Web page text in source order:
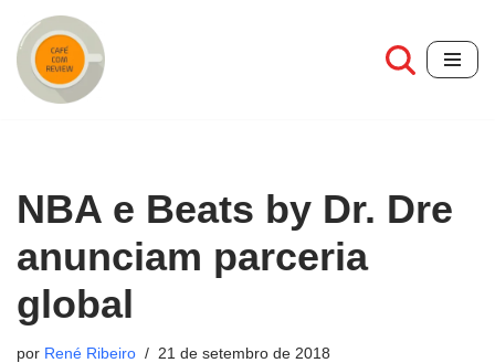
Pular
para
NBA e Beats by Dr. Dre
anunciam parceria
global
por René Ribeiro 21 de setembro de 2018